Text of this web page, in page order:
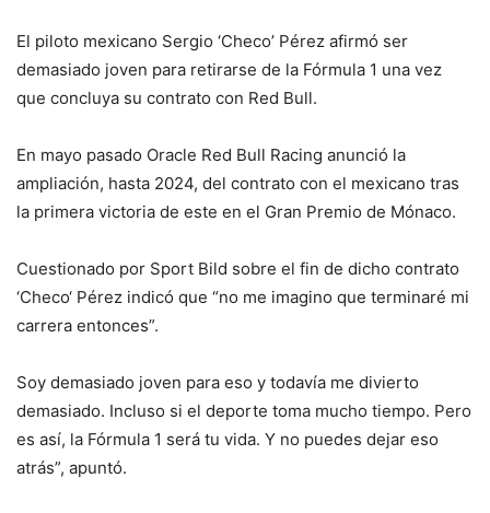
El piloto mexicano Sergio ‘Checo’ Pérez afirmó ser
demasiado joven para retirarse de la Fórmula 1 una vez
que concluya su contrato con Red Bull.
En mayo pasado Oracle Red Bull Racing anunció la
ampliación, hasta 2024, del contrato con el mexicano tras
la primera victoria de este en el Gran Premio de Mónaco.
Cuestionado por Sport Bild sobre el fin de dicho contrato
‘Checo‘ Pérez indicó que “no me imagino que terminaré mi
carrera entonces”.
Soy demasiado joven para eso y todavía me divierto
demasiado. Incluso si el deporte toma mucho tiempo. Pero
es así, la Fórmula 1 será tu vida. Y no puedes dejar eso
atrás”, apuntó.